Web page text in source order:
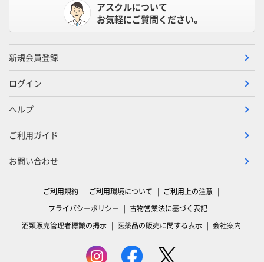
アスクルについて
お気軽にご質問ください。
新規会員登録
ログイン
ヘルプ
ご利用ガイド
お問い合わせ
ご利用規約 ご利用環境について
ご利用上の注意
プライバシーポリシー
古物営業法に基づく表記
酒類販売管理者標識の掲示
医薬品の販売に関する表示 会社案内